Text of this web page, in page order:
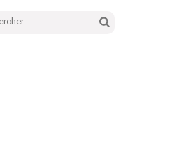
Rechercher :